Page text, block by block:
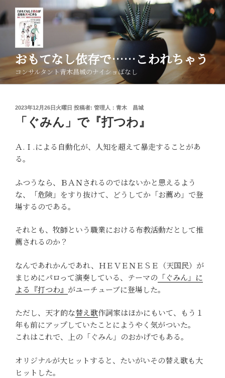
ン
テ
へ
ス
おもてなし依存で……こわれちゃう
コンサルタント青木昌城のナイショばなし
投
2023年12月26日火曜日 投稿者: 管理人：青木 昌城
「ぐみん」で『打つわ』
Ａ.Ｉ.による自動化が、人知を超えて暴走することがあ
る。
ふつうなら、ＢＡＮされるのではないかと思えるよう
な、「危険」をすり抜けて、どうしてか「お薦め」で登
場するのである。
それとも、牧師という職業における布教活動だとして推
薦されるのか？
なんであれかんであれ、ＨＥＶＥＮＥＳＥ（天国民）が
まじめにパロって演奏している、テーマの 「ぐみん」に
よる『打つわ』 がユーチューブに登場した。
ただし、天才的な替え歌作詞家はほかにもいて、もう１
年も前にアップしていたことにようやく気がついた。
これはこれで、上の「ぐみん」のおかげでもある。
オリジナルが大ヒットすると、たいがいその替え歌も大
ヒットした。